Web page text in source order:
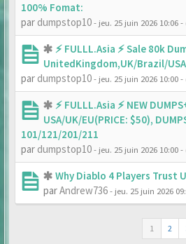
100% Fomat:
par dumpstop10- jeu. 25 juin 2026 10:06-
⚡ FULLL.Asia ⚡ Sale 80k
UnitedKingdom,UK/Brazil/
par dumpstop10- jeu. 25 juin 2026 10:00-
⚡ FULLL.Asia ⚡ NEW
USA/UK/EU(PRICE: $50),
101/121/201/211
par dumpstop10- jeu. 25 juin 2026 10:00-
Why Diablo 4 Players Trust
parAndrew736- jeu. 25 juin 2026
1 2